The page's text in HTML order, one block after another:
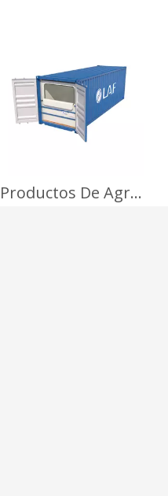
Productos De Agriculturas